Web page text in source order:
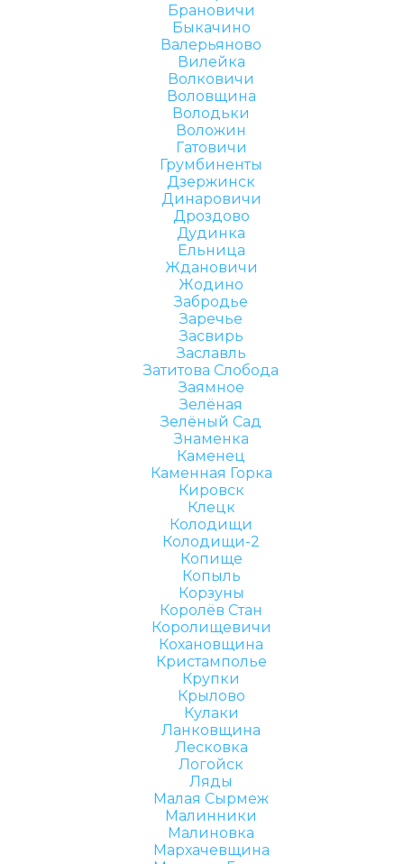
Брановичи
Быкачино
Валерьяново
Вилейка
Волковичи
Воловщина
Володьки
Воложин
Гатовичи
Грумбиненты
Дзержинск
Динаровичи
Дроздово
Дудинка
Ельница
Ждановичи
Жодино
Забродье
Заречье
Засвирь
Заславль
Затитова Слобода
Заямное
Зелёная
Зелёный Сад
Знаменка
Каменец
Каменная Горка
Кировск
Клецк
Колодищи
Колодищи-2
Копище
Копыль
Корзуны
Королёв Стан
Королищевичи
Кохановщина
Кристамполье
Крупки
Крылово
Кулаки
Ланковщина
Лесковка
Логойск
Ляды
Малая Сырмеж
Малинники
Малиновка
Мархачевщина